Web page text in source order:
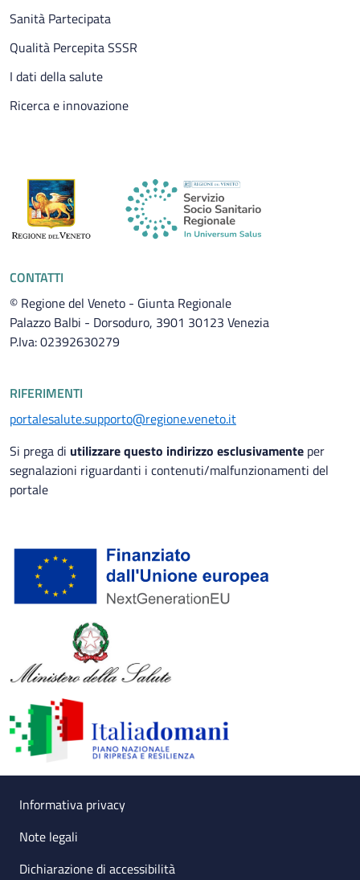
Sanità Partecipata
Qualità Percepita SSSR
I dati della salute
Ricerca e innovazione
CONTATTI
© Regione del Veneto - Giunta Regionale
Palazzo Balbi - Dorsoduro, 3901 30123 Venezia
P.Iva: 02392630279
RIFERIMENTI
portalesalute.supporto@regione.veneto.it
Si prega di utilizzare questo indirizzo esclusivamente per
segnalazioni riguardanti i contenuti/malfunzionamenti del
portale
Small prints
Useful links section
Informativa privacy
Note legali
Dichiarazione di accessibilità